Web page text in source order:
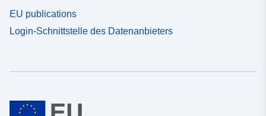
EU publications
Login-Schnittstelle des Datenanbieters